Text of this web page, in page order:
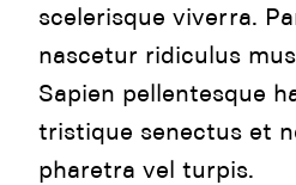
scelerisque viverra.
nascetur ridiculus
Sapien pellentesque
tristique senectus et
pharetra vel turpis.